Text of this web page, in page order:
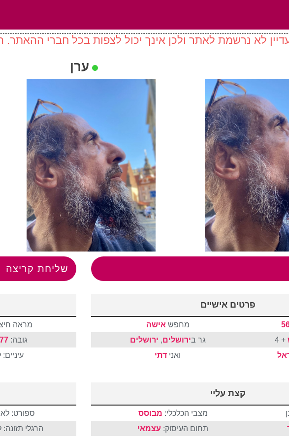
לא נרשמת לאתר ולכן אינך יכול לצפות בכל חברי ההאתר.
ערן
שליחת קריצה
פרטים אישיים
מחפש אישה
+ 4 גר בירושלים, ירושלים
ואני דתי
מראה
גובה:
קצת עליי
מצבי הכלכלי: מבוסס
תחום העיסוק: עצמאי
ספורט: לא
הרגלי תזונה: